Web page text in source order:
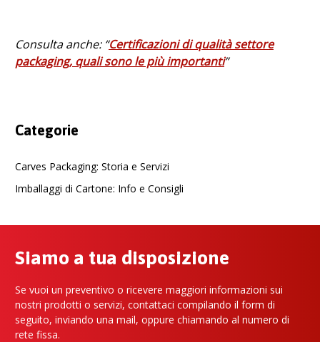
Categorie
Carves Packaging: Storia e Servizi
Imballaggi di Cartone: Info e Consigli
Consulta anche: “Certificazioni di qualità settore
packaging, quali sono le più importanti”
Siamo a tua disposizione
Se vuoi un preventivo o ricevere maggiori informazioni sui
nostri prodotti o servizi, contattaci compilando il form di
seguito, inviando una mail, oppure chiamando al numero di
rete fissa.